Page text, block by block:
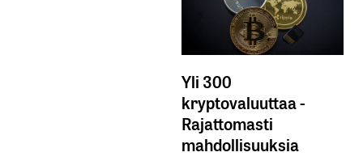
Yli 300
kryptovaluuttaa -
Rajattomasti
mahdollisuuksia